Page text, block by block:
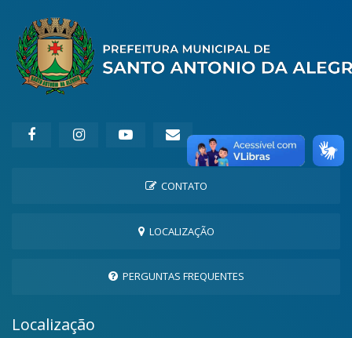
CONTATO
LOCALIZAÇÃO
PERGUNTAS FREQUENTES
Localização